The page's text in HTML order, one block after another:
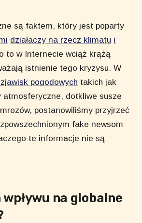
są faktem, który jest poparty
działaczy na rzecz klimatu i
to w Internecie wciąż krążą
istnienie tego kryzysu. W
pogodowych takich jak
atmosferyczne, dotkliwe susze
postanowiliśmy przyjrzeć
fake newsom
te informacje nie są
wpływu na globalne